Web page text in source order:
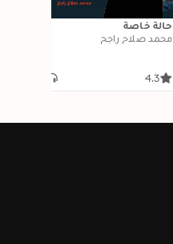
حالة خاصة
محمد صلاح راجح
4.3